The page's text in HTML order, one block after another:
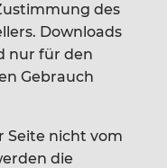
des
Downloads
nur für den
Gebrauch
Seite nicht vom
die